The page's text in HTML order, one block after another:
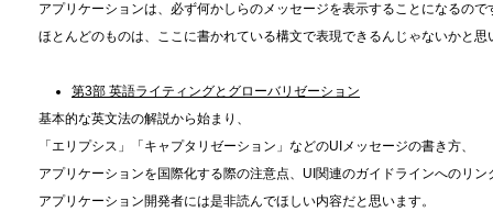
アプリケーションは、必ず何かしらのメッセージを表示することになるので
ほとんどのものは、ここに書かれている構文で表現できるんじゃないかと思
第3部 英語ライティングとグローバリゼーション
基本的な英文法の解説から始まり、
「エリプシス」「キャプタリゼーション」などのUIメッセージの書き方、
アプリケーションを国際化する際の注意点、UI関連のガイドラインへのリ
アプリケーション開発者には是非読んでほしい内容だと思います。